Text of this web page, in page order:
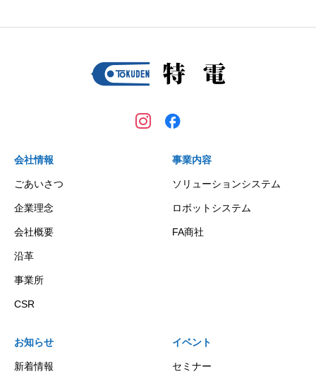
会社情報
ごあいさつ
企業理念
会社概要
沿革
事業所
CSR
事業内容
ソリューションシステム
ロボットシステム
FA商社
お知らせ
新着情報
イベント
セミナー